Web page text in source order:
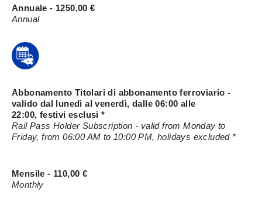
Annuale - 1250,00 €
Annual
Abbonamento Titolari di abbonamento ferroviario -
valido dal lunedì al venerdì, dalle 06:00 alle
22:00, festivi esclusi *
Rail Pass Holder Subscription - valid from Monday to
Friday, from 06:00 AM to 10:00 PM, holidays excluded *
Mensile - 110,00 €
Monthly